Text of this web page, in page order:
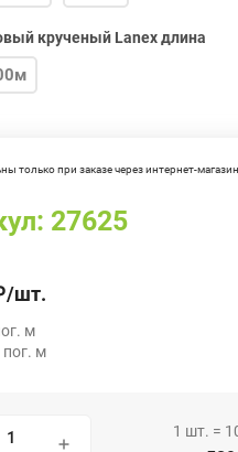
крученый Lanex длина
только при заказе через интернет-магазин
27625
/шт.
м
пог. м
1 шт. =